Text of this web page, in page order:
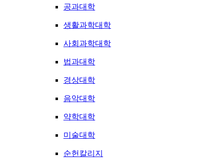
공과대학
생활과학대학
사회과학대학
법과대학
경상대학
음악대학
약학대학
미술대학
순헌칼리지